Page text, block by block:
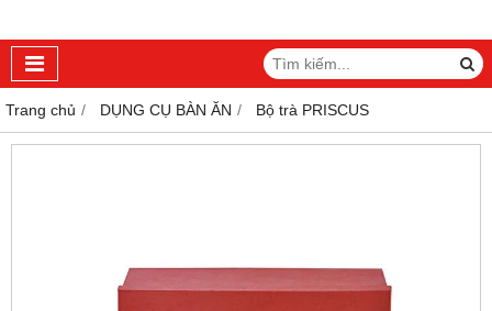
Trang chủ DỤNG CỤ BÀN ĂN Bộ trà PRISCUS